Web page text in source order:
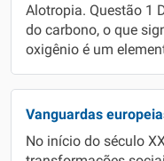
Alotropia. Questão 1
do carbono, o que
oxigênio é um
Vanguardas
No início do século